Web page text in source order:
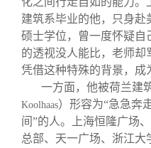
建筑系毕业的他，只身赴
硕士学位，曾一度怀疑自
的透视没人能比，老师却
凭借这种特殊的背景，成
一方面，他被荷兰建
Koolhaas）形容为“急急奔
间”的人。上海恒隆广场
总部、天一广场、浙江大